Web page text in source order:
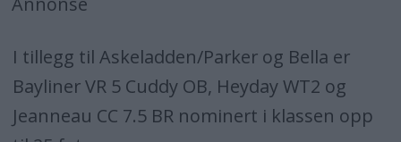
I tillegg til Askeladden/Parker og Bella er
Bayliner VR 5 Cuddy OB, Heyday WT2 og
Jeanneau CC 7.5 BR nominert i klassen opp